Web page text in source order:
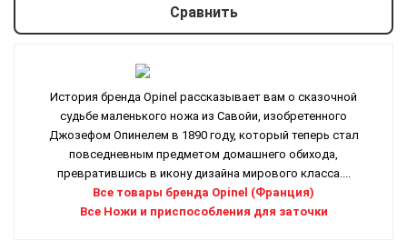
Сравнить
История бренда Opinel рассказывает вам о сказочной
судьбе маленького ножа из Савойи, изобретенного
Джозефом Опинелем в 1890 году, который теперь стал
повседневным предметом домашнего обихода,
превратившись в икону дизайна мирового класса....
Все товары бренда Opinel (Франция)
Все Ножи и приспособления для заточки